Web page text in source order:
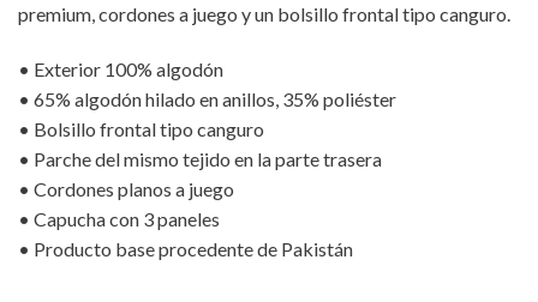
premium, cordones a juego y un bolsillo frontal tipo canguro.
• Exterior 100% algodón
• 65% algodón hilado en anillos, 35% poliéster
• Bolsillo frontal tipo canguro
• Parche del mismo tejido en la parte trasera
• Cordones planos a juego
• Capucha con 3 paneles
• Producto base procedente de Pakistán